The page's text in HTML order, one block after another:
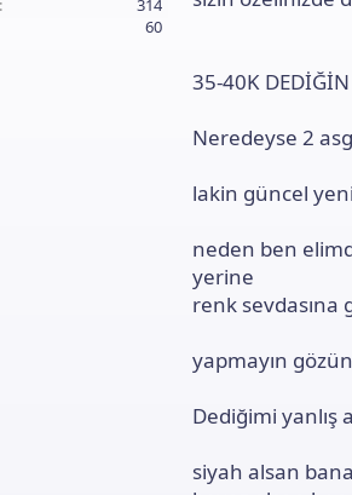
314
60
35-40K DEDİĞİN
Neredeyse 2
lakin güncel
neden ben
yerine
renk sevdasına
yapmayın
Dediğimi yanlış
siyah alsan